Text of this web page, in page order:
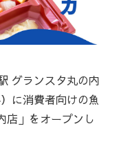
グランスタ丸の内
に消費者向けの魚
店」をオープンし